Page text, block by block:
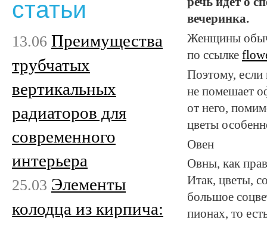
вечеринка.
Женщины
по ссылке
Поэтому, если
не помешает
от него,
цветы
Овен
Овны, как
Итак, цветы,
большое
пионах, то
статьи
13.06 Преимущества
трубчатых
вертикальных
радиаторов для
современного
интерьера
25.03 Элементы
колодца из кирпича: